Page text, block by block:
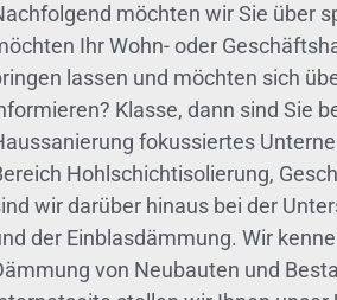
möchten wir Sie über
Ihr Wohn- oder
lassen und möchten sich
Klasse, dann sind Sie
fokussiertes
Hohlschichtisolierung,
wir darüber hinaus bei der
der Einblasdämmung. Wir
von Neubauten und